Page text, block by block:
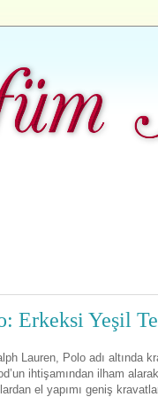
Erkeksi Yeşil
Lauren, Polo adı altında
ihtişamından ilham
el yapımı geniş